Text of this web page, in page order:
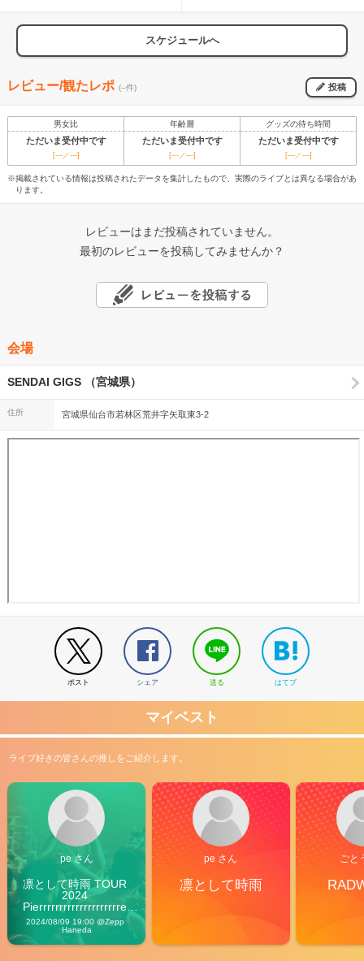
スケジュールへ
レビュー/観たレポ (--件) 投稿
男女比 年齢層 グッズの待ち時間
ただいま受付中です ただいま受付中です ただいま受付中です
[---／---] [---／---] [---／---]
※掲載されている情報は投稿されたデータを集計したもので、実際のライブとは異なる場合があ
ります。
レビューはまだ投稿されていません。
最初のレビューを投稿してみませんか？
会場
SENDAI GIGS （宮城県）
住所 宮城県仙台市若林区荒井字矢取東3-2
ポスト シェア 送る はてブ
マイベスト
ライブ好きの皆さんの推しをご紹介します。
pe さん
凛として時雨 TOUR
2024
Pierrrrrrrrrrrrrrrrrrrre
Vibes
2024/08/09 19:00 @Zepp
Haneda
pe さん
凛として時雨
ごと